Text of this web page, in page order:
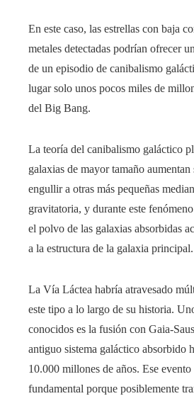
En este caso, las estrellas con baja
metales detectadas podrían ofrecer
de un episodio de canibalismo
lugar solo unos pocos miles de
del Big Bang.
La teoría del canibalismo galáctico
galaxias de mayor tamaño aumentan
engullir a otras más pequeñas
gravitatoria, y durante este
el polvo de las galaxias absorbidas
a la estructura de la galaxia principal.
La Vía Láctea habría atravesado
este tipo a lo largo de su historia.
conocidos es la fusión con Gaia-
antiguo sistema galáctico absorbido
10.000 millones de años. Ese evento
fundamental porque posiblemente